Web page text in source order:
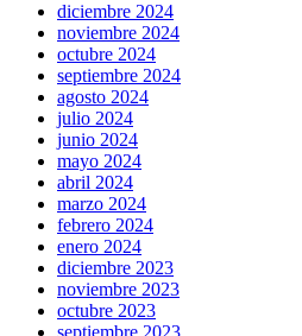
diciembre 2024
noviembre 2024
octubre 2024
septiembre 2024
agosto 2024
julio 2024
junio 2024
mayo 2024
abril 2024
marzo 2024
febrero 2024
enero 2024
diciembre 2023
noviembre 2023
octubre 2023